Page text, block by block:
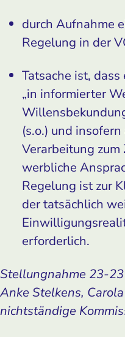
durch Aufnahme
Regelung in der
Tatsache ist,
„in informierter
(s.o.) und
Verarbeitung zum
werbliche
Regelung ist zur
der tatsächlich
erforderlich.
Stellungnahme 23-
Anke Stelkens,
nichtständige